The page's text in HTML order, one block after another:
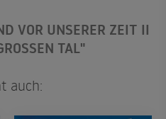
VOR UNSERER ZEIT II
TAL"
auch: